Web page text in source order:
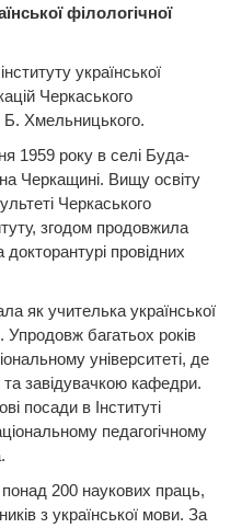
філологічної
української
Черкаського
Б. Хмельницького.
1959 року в селі Буда-
Черкащині. Вищу освіту
Черкаського
згодом продовжила
провідних
як учителька української
Упродовж багатьох років
університеті, де
завідувачкою кафедри.
посади в Інституті
педагогічному
200 наукових праць,
з української мови. За